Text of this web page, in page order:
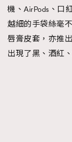
機、AirPods、口
越細的手袋絲毫
唇膏皮套，亦推
出現了黑、酒紅